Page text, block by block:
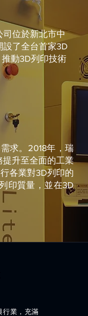
司位於新北市中
設了全台首家3D
動3D列印技術
求。2018年，瑞
升至全面的工業
各業對3D列印的
印質量，並在3D
行業，充滿